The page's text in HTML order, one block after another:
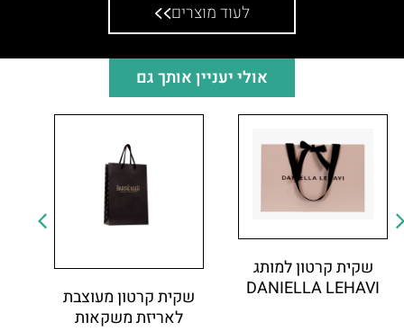
לעוד מוצרים
אולי יעניין אותך גם
שקית קרטון למותג
DANIELLA LEHAVI
שקית קרטון מעוצבת
לאריזת משקאות